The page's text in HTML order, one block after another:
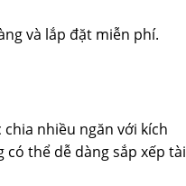
và lắp đặt miễn phí.
nhiều ngăn với kích
thể dễ dàng sắp xếp tài